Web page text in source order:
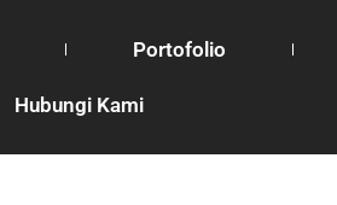
Portofolio
Hubungi Kami